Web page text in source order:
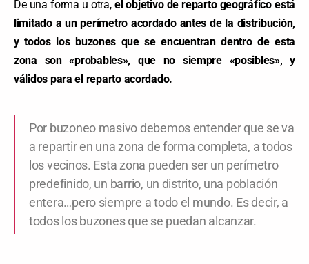
De una forma u otra, el objetivo de reparto geográfico está
limitado a un perímetro acordado antes de la distribución,
y todos los buzones que se encuentran dentro de esta
zona son «probables», que no siempre «posibles», y
válidos para el reparto acordado.
Por buzoneo masivo debemos entender que se va
a repartir en una zona de forma completa, a todos
los vecinos. Esta zona pueden ser un perímetro
predefinido, un barrio, un distrito, una población
entera…pero siempre a todo el mundo. Es decir, a
todos los buzones que se puedan alcanzar.